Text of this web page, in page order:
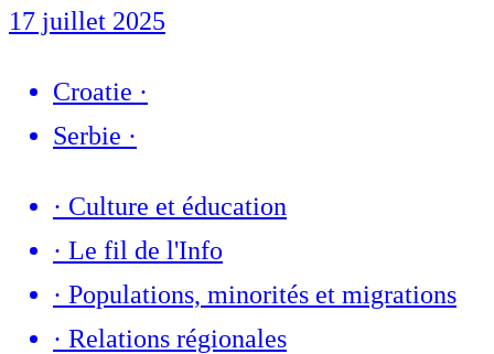
17 juillet 2025
Croatie ·
Serbie ·
· Culture et éducation
· Le fil de l'Info
· Populations, minorités et migrations
· Relations régionales